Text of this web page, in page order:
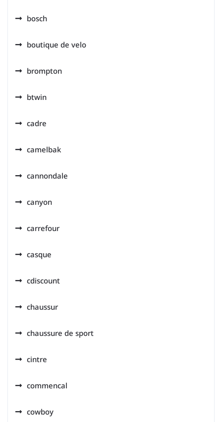
bosch
boutique de velo
brompton
btwin
cadre
camelbak
cannondale
canyon
carrefour
casque
cdiscount
chaussur
chaussure de sport
cintre
commencal
cowboy